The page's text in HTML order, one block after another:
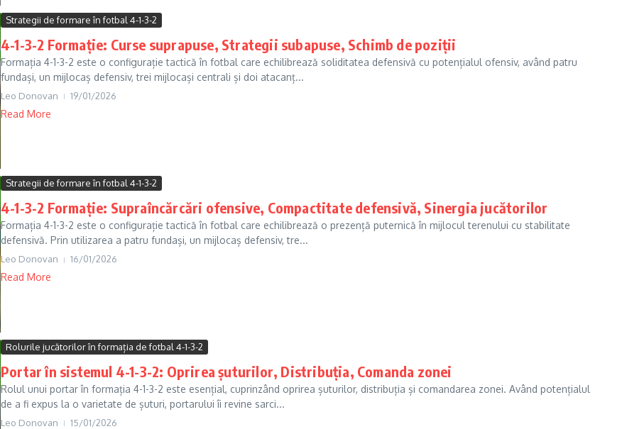
Strategii de formare în fotbal 4-1-3-2
4-1-3-2 Formație: Curse suprapuse, Strategii subapuse, Schimb de poziții
Formația 4-1-3-2 este o configurație tactică în fotbal care echilibrează soliditatea defensivă cu potențialul ofensiv, având patru
fundași, un mijlocaș defensiv, trei mijlocași centrali și doi atacanț...
Leo Donovan 19/01/2026
Read More
Strategii de formare în fotbal 4-1-3-2
4-1-3-2 Formație: Supraîncărcări ofensive, Compactitate defensivă, Sinergia jucătorilor
Formația 4-1-3-2 este o configurație tactică în fotbal care echilibrează o prezență puternică în mijlocul terenului cu stabilitate
defensivă. Prin utilizarea a patru fundași, un mijlocaș defensiv, tre...
Leo Donovan 16/01/2026
Read More
Rolurile jucătorilor în formația de fotbal 4-1-3-2
Portar în sistemul 4-1-3-2: Oprirea șuturilor, Distribuția, Comanda zonei
Rolul unui portar în formația 4-1-3-2 este esențial, cuprinzând oprirea șuturilor, distribuția și comandarea zonei. Având potențialul
de a fi expus la o varietate de șuturi, portarului îi revine sarci...
Leo Donovan 15/01/2026